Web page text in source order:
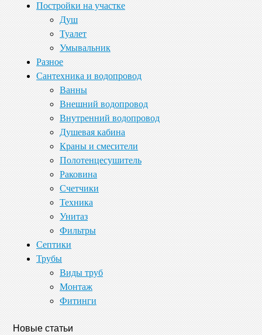
Постройки на участке
Душ
Туалет
Умывальник
Разное
Сантехника и водопровод
Ванны
Внешний водопровод
Внутренний водопровод
Душевая кабина
Краны и смесители
Полотенцесушитель
Раковина
Счетчики
Техника
Унитаз
Фильтры
Септики
Трубы
Виды труб
Монтаж
Фитинги
Новые статьи